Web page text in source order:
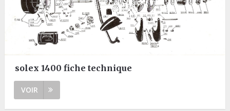
solex 1400 fiche technique
VOIR